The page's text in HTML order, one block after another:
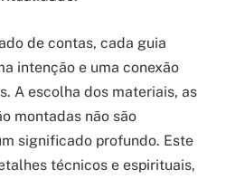
de contas, cada guia
intenção e uma conexão
A escolha dos materiais, as
montadas não são
significado profundo. Este
técnicos e espirituais,